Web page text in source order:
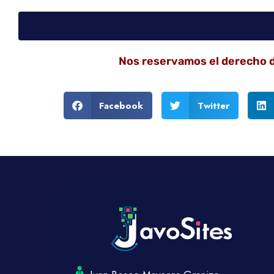
Nos reservamos el derecho
Facebook Twitter